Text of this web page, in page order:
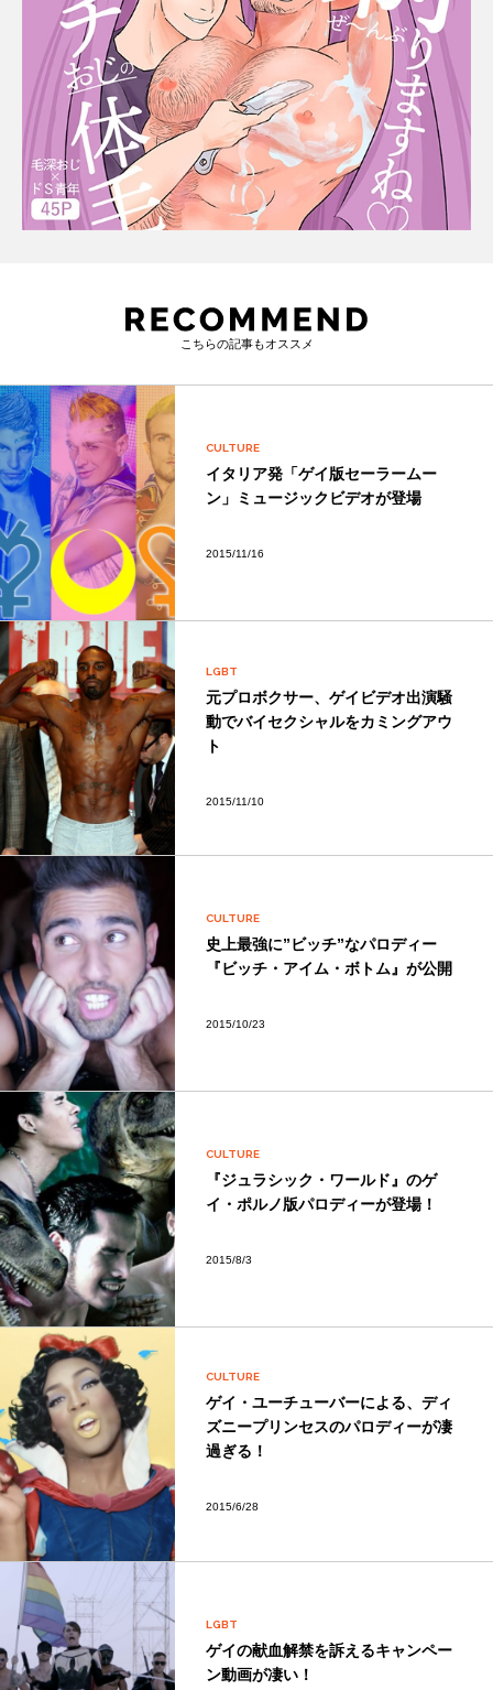
こちらの記事もオススメ
CULTURE
イタリア発「ゲイ版セーラームー
ン」ミュージックビデオが登場
2015/11/16
LGBT
元プロボクサー、ゲイビデオ出演騒
動でバイセクシャルをカミングアウ
ト
2015/11/10
CULTURE
史上最強に”ビッチ”なパロディー
『ビッチ・アイム・ボトム』が公開
2015/10/23
CULTURE
『ジュラシック・ワールド』のゲ
イ・ポルノ版パロディーが登場！
2015/8/3
CULTURE
ゲイ・ユーチューバーによる、ディ
ズニープリンセスのパロディーが凄
過ぎる！
2015/6/28
LGBT
ゲイの献血解禁を訴えるキャンペー
ン動画が凄い！